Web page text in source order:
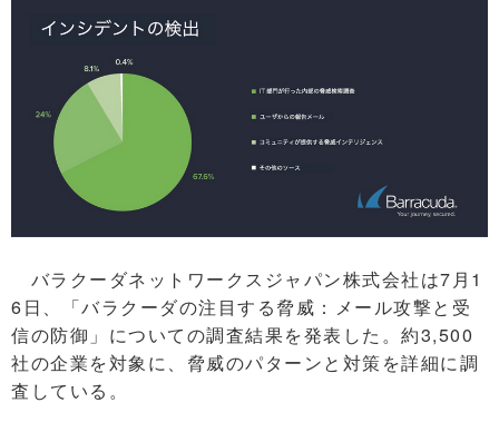
バラクーダネットワークスジャパン株式会社は7月1
6日、「バラクーダの注目する脅威：メール攻撃と受
信の防御」についての調査結果を発表した。約3,500
社の企業を対象に、脅威のパターンと対策を詳細に調
査している。